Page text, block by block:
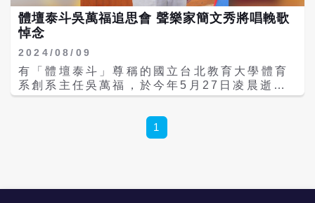
體壇泰斗吳萬福追思會 聲樂家簡文秀將唱輓歌
悼念
2024/08/09
有「體壇泰斗」尊稱的國立台北教育大學體育
系創系主任吳萬福，於今年5月27日凌晨逝
世，而他的追思會將於11日早上10時許在國北
家簡文秀，為他獻唱「天使的神糧」及「寄語
白雲」，共同緬懷吳萬福一生對教育及推展體
1